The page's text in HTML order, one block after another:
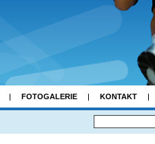
FOTOGALERIE KONTAKT